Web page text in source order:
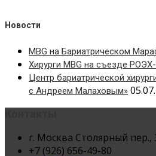
Новости
MBG на Бариатрическом
Хирурги MBG на съезде РОЭХ-
Центр бариатрической
с Андреем Малаховым»
г. Москва Столярный пер.,
+7 (926) 656-49-80